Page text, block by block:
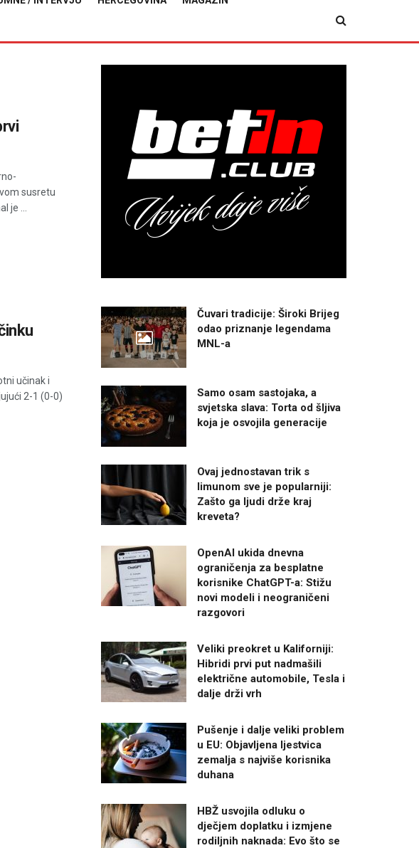
susretu
je ...
učinak i
2-1 (0-0)
Čuvari tradicije: Široki Brijeg
odao priznanje legendama
MNL-a
Samo osam sastojaka, a
svjetska slava: Torta od šljiva
koja je osvojila generacije
Ovaj jednostavan trik s
limunom sve je popularniji:
Zašto ga ljudi drže kraj
kreveta?
OpenAI ukida dnevna
ograničenja za besplatne
korisnike ChatGPT-a: Stižu
novi modeli i neograničeni
razgovori
Veliki preokret u Kaliforniji:
Hibridi prvi put nadmašili
električne automobile, Tesla i
dalje drži vrh
Pušenje i dalje veliki problem
u EU: Objavljena ljestvica
zemalja s najviše korisnika
duhana
HBŽ usvojila odluku o
dječjem doplatku i izmjene
rodiljnih naknada: Evo što se